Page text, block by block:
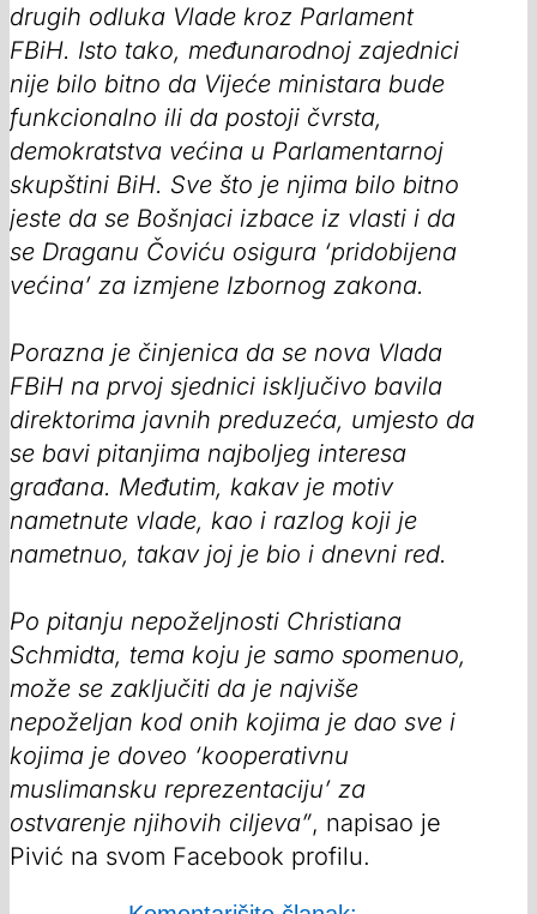
drugih odluka Vlade kroz Parlament
FBiH. Isto tako, međunarodnoj zajednici
nije bilo bitno da Vijeće ministara bude
funkcionalno ili da postoji čvrsta,
demokratstva većina u Parlamentarnoj
skupštini BiH. Sve što je njima bilo bitno
jeste da se Bošnjaci izbace iz vlasti i da
se Draganu Čoviću osigura ‘pridobijena
većina’ za izmjene Izbornog zakona.
Porazna je činjenica da se nova Vlada
FBiH na prvoj sjednici isključivo bavila
direktorima javnih preduzeća, umjesto da
se bavi pitanjima najboljeg interesa
građana. Međutim, kakav je motiv
nametnute vlade, kao i razlog koji je
nametnuo, takav joj je bio i dnevni red.
Po pitanju nepoželjnosti Christiana
Schmidta, tema koju je samo spomenuo,
može se zaključiti da je najviše
nepoželjan kod onih kojima je dao sve i
kojima je doveo ‘kooperativnu
muslimansku reprezentaciju’ za
ostvarenje njihovih ciljeva”, napisao je
Pivić na svom Facebook profilu.